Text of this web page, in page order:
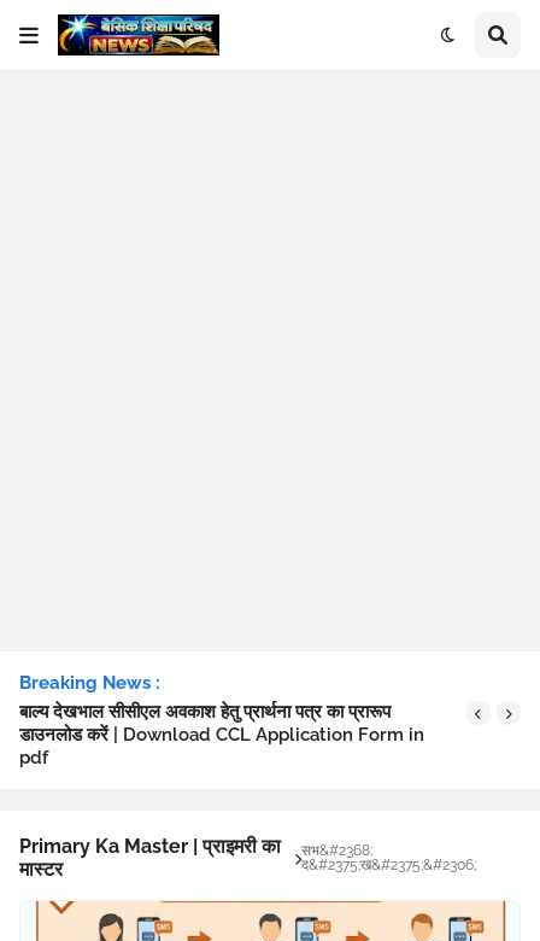
Breaking News :
बाल्य देखभाल सीसीएल अवकाश हेतु प्रार्थना पत्र का प्रारूप
डाउनलोड करें | Download CCL Application Form in
pdf
Primary Ka Master | प्राइमरी का
मास्टर
सभ&#2368;
द&#2375;ख&#2375;&#2306;